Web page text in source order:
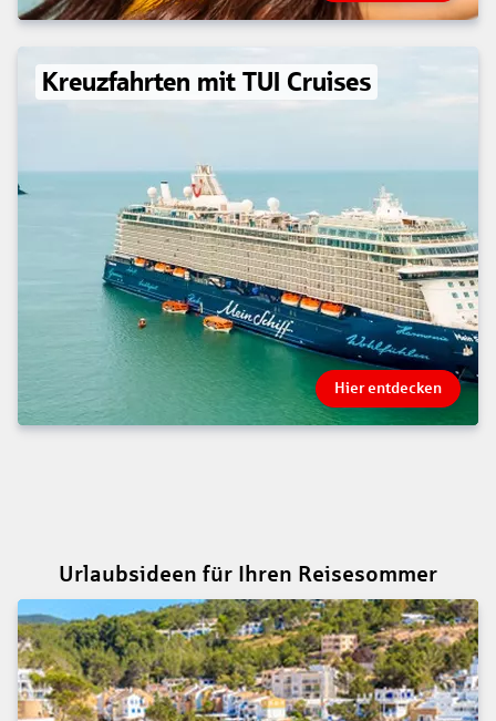
Kreuzfahrten mit TUI Cruises
Hier entdecken
Urlaubsideen für Ihren Reisesommer